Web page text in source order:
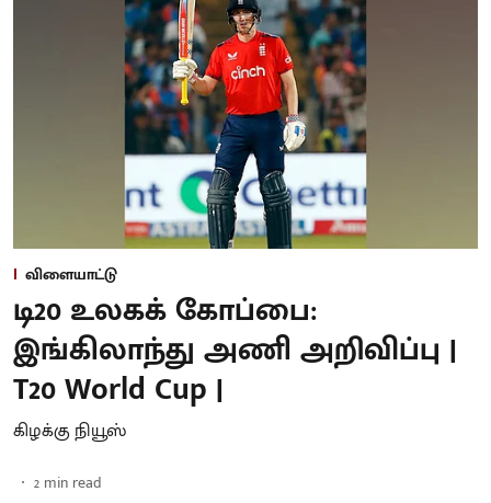
விளையாட்டு
டி20 உலகக் கோப்பை:
இங்கிலாந்து அணி அறிவிப்பு |
T20 World Cup |
கிழக்கு நியூஸ்
2 min read